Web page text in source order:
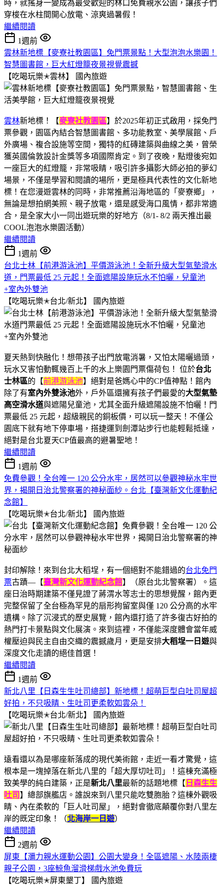
時，就搖身一變成為最受歡迎的林口免費親水公園，讓孩子們
穿梭在水柱間開心放電、涼爽過暑假！
繼續閱讀
1週前
雲林新地標【麥寮社教園區】免門票景點！大型泡泡水樂園！
智慧圖書館，巨大紅燈籠夜景視覺震撼
【吃喝玩樂✭雲林】
國內旅遊
雲林新地標！【麥寮社教園區】於2025年初正式啟用，採免門
票參觀，園區內結合智慧圖書館、多功能教室、美學展館、戶
外廣場、複合設施等空間，獨特的紅磚建築與曲線之美，曾榮
獲英國倫敦設計金獎等多項國際肯定。到了夜晚，點燈後宛如
一座巨大的紅燈籠，非常吸睛，吸引許多攝影大師必拍的夢幻
場景，不僅是學習和閱讀的場所，更是極具代表性的文化新地
標！在您漫遊雲林的同時，非常推薦沿海地區的「麥寮鄉」，
無論是想拍網美照、親子放電，還是感受海口風情，都非常適
合，是全家大小一同出遊玩樂的好地方（8/1- 8/2 兩天推出最
COOL泡泡水樂園活動）
繼續閱讀
1週前
台北士林【前港游泳池】平價游泳池！全新升級大型氣墊滑水
道，門票最低 25 元起！全面遮陽設施玩水不怕曬，兒童池
+室內外雙池
【吃喝玩樂✭台北/新北】
國內旅遊
夏天熱到快融化！想帶孩子出門放電消暑，又怕太陽曬過頭，
玩水又害怕動輒幾百上千的水上樂園門票傷荷包！ 位於台北
士林區的【前港游泳池】絕對是爸媽心中的CP值神點！館內
除了有室內外雙泳池外，戶外區還擁有孩子們最愛的大型氣墊
高空滑水道與遮陽兒童池，尤其全面升級遮陽設施不怕曬！門
票最低 25 元起，超級親民的銅板價，可以玩一整天！不僅公
園底下就有地下停車場，搭捷運到劍潭站步行也能輕鬆抵達，
絕對是台北夏天CP值最高的避暑聖地！
繼續閱讀
1週前
免費參觀！全台唯一 120 公分水牢，居然可以參觀神秘水牢世
界，揭開日治北警察署的神秘面紗。台北【臺灣新文化運動紀
念館】
【吃喝玩樂✭台北/新北】
國內旅遊
封印解除！來到台北大稻埕，有一個絕對不能錯過的台北免門
票古蹟—【臺灣新文化運動紀念館】（原台北北警察署）。這
座日治時期建築不僅見證了蔣渭水等志士的思想覺醒，館內更
完整保留了全台極為罕見的扇形拘留室與僅 120 公分高的水牢
遺構。除了沉浸式的歷史展覽，館內還打造了許多復古好拍的
熱門打卡景點與文化展演。來到這裡，不僅能深度體會當年威
權壓迫與民主自由交織的震撼歲月，更是安排大稻埕一日遊與
深度文化走讀的絕佳首選！
繼續閱讀
1週前
新北八里【日森生生吐司總部】新地標！超萌巨型白吐司屋超
好拍，不只吸睛、生吐司更柔軟如雲朵！
【吃喝玩樂✭台北/新北】
國內旅遊
遠看還以為是哪座新落成的現代美術館，走近一看才驚覺，這
根本是一塊掉落在新北八里的「超大厚切吐司」！這棟充滿極
致美學的純白建築，正是新北八里最新的話題地標【 日森生生
吐司 】總部旗艦店。誰說來到八里只能吃雙胞胎？這棟外觀吸
睛、內在柔軟的「巨人吐司屋」，絕對會徹底顛覆你對八里左
岸的既定印象！（北海岸一日遊）
繼續閱讀
2週前
屏東【瀰力親水運動公園】公園大變身！全區遮陽、水陸兩棲
親子公園，3座鯨魚溜滑梯戲水池免費玩
【吃喝玩樂✭屏東墾丁】
國內旅遊